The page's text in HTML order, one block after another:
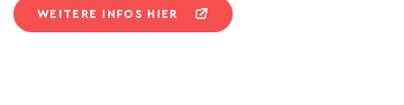
WEITERE INFOS HIER